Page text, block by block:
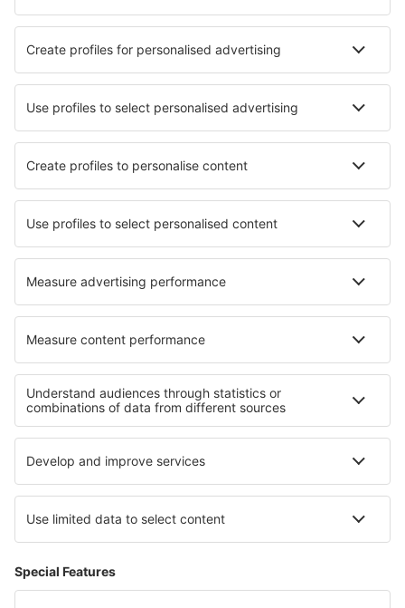
Cele mai bune hoteluri - orașe
Hoteluri în Floda Hoteluri în Silvi Hoteluri în Bellingen
Hoteluri în Eerde Hoteluri în East Hanover
Hoteluri în Mangilao Hoteluri în Monte San Giusto
Hoteluri în Moultrie
Cele mai bune hoteluri - regiuni
Hoteluri în regiunea Rivierei Franceze
Hoteluri în Provence-Alpes-Cote d'Azur Hoteluri în Lorraine
Hoteluri in Voievodatul Subcarpatia
Hoteluri in Pomeranian Lakeland
Hoteluri în Punta Cana